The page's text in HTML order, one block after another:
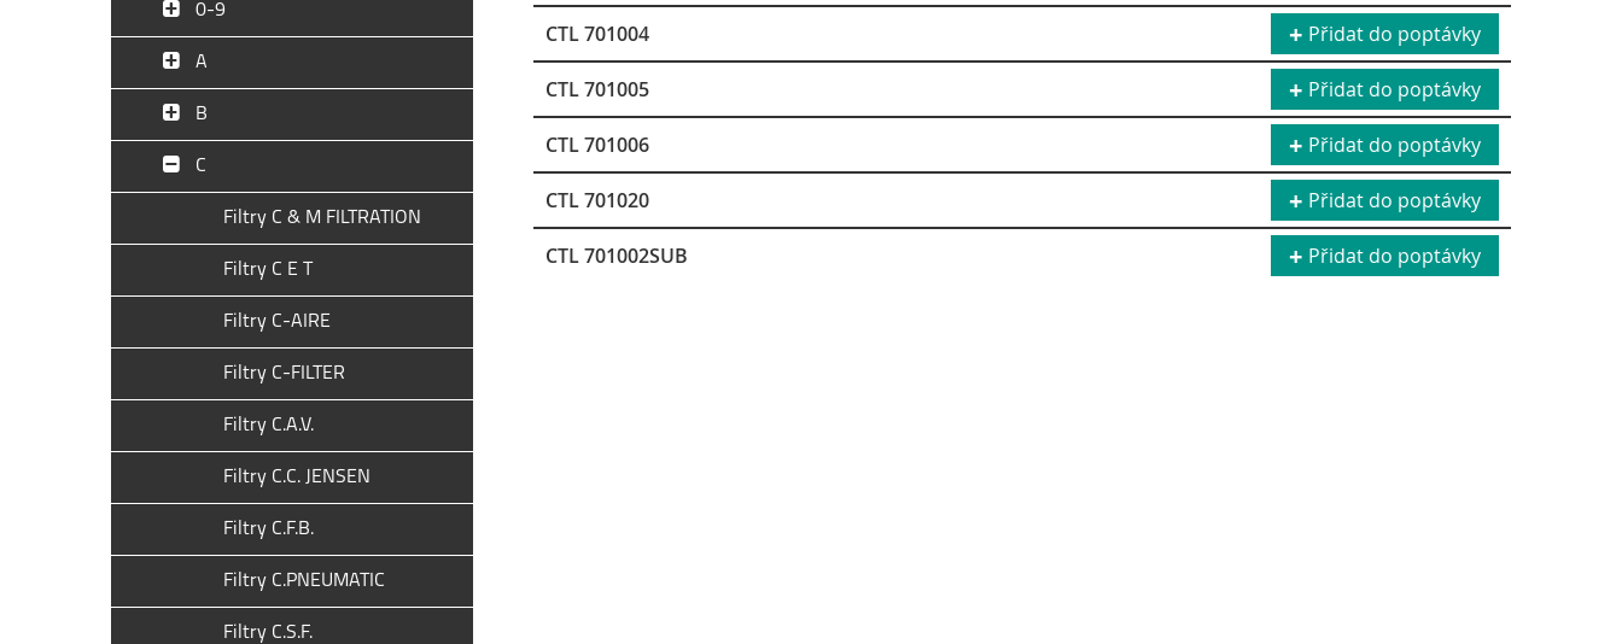
0-9
A
B
C
Filtry C & M FILTRATION
Filtry C E T
Filtry C-AIRE
Filtry C-FILTER
Filtry C.A.V.
Filtry C.C. JENSEN
Filtry C.F.B.
Filtry C.PNEUMATIC
Filtry C.S.F.
CTL 701004 Přidat do poptávky
CTL 701005 Přidat do poptávky
CTL 701006 Přidat do poptávky
CTL 701020 Přidat do poptávky
CTL 701002SUB Přidat do poptávky